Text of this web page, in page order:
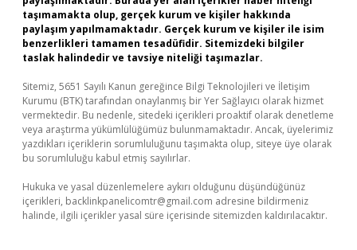
taşımamakta olup, gerçek kurum ve kişiler hakkında
paylaşım yapılmamaktadır. Gerçek kurum ve kişiler ile isim
benzerlikleri tamamen tesadüfidir. Sitemizdeki bilgiler
taslak halindedir ve tavsiye niteliği taşımazlar.
Sitemiz, 5651 Sayılı Kanun gereğince Bilgi Teknolojileri ve İletişim
Kurumu (BTK) tarafından onaylanmış bir Yer Sağlayıcı olarak hizmet
vermektedir. Bu nedenle, sitedeki içerikleri proaktif olarak denetleme
veya araştırma yükümlülüğümüz bulunmamaktadır. Ancak, üyelerimiz
yazdıkları içeriklerin sorumluluğunu taşımakta olup, siteye üye olarak
bu sorumluluğu kabul etmiş sayılırlar.
Hukuka ve yasal düzenlemelere aykırı olduğunu düşündüğünüz
içerikleri, backlinkpanelicomtr@gmail.com adresine bildirmeniz
halinde, ilgili içerikler yasal süre içerisinde sitemizden kaldırılacaktır.